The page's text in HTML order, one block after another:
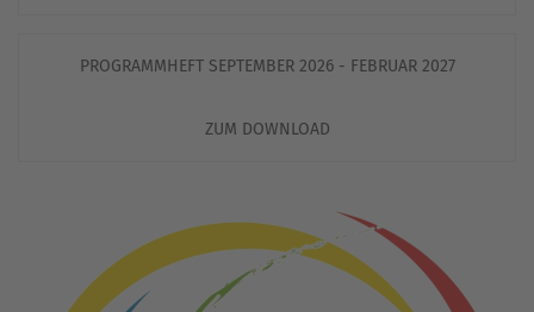
PROGRAMMHEFT SEPTEMBER 2026 - FEBRUAR 2027
ZUM DOWNLOAD